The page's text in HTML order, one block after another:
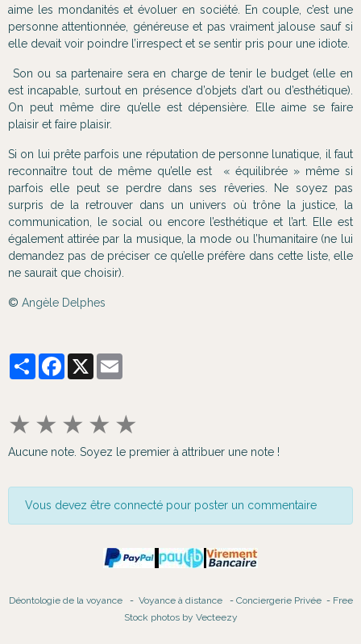
aime les mondanités et évoluer en société. En couple, c’est une
personne attentionnée, généreuse et pas vraiment jalouse sauf si
elle devait voir poindre l’irrespect et se sentir pris pour une idiote.
Son ou sa partenaire sera en charge de tenir le budget (elle en
est incapable, surtout en présence d’objets d’art ou d’esthétique).
On peut même dire qu’elle est dépensière. Elle aime se faire
plaisir et faire plaisir.
Si on lui prête parfois une réputation de personne lunatique, il faut
reconnaître tout de même qu’elle est « équilibrée » même si
parfois elle peut se perdre dans ses rêveries. Ne soyez pas
surpris de la retrouver dans un univers où trône la justice, la
communication, le social ou encore l’esthétique et l’art. Elle est
également attirée par la musique, la mode ou l’humanitaire (ne lui
demandez pas de préciser ce qu’elle préfère dans cette liste, elle
ne saurait que choisir).
© Angèle Delphes
PartagerFacebook
X
★ ★ ★ ★ ★
Aucune note. Soyez le premier à attribuer une note !
Vous devez être connecté pour poster un commentaire
Déontologie de la voyance- Voyance à distance - Conciergerie Privée - Free
Stock photos by Vecteezy